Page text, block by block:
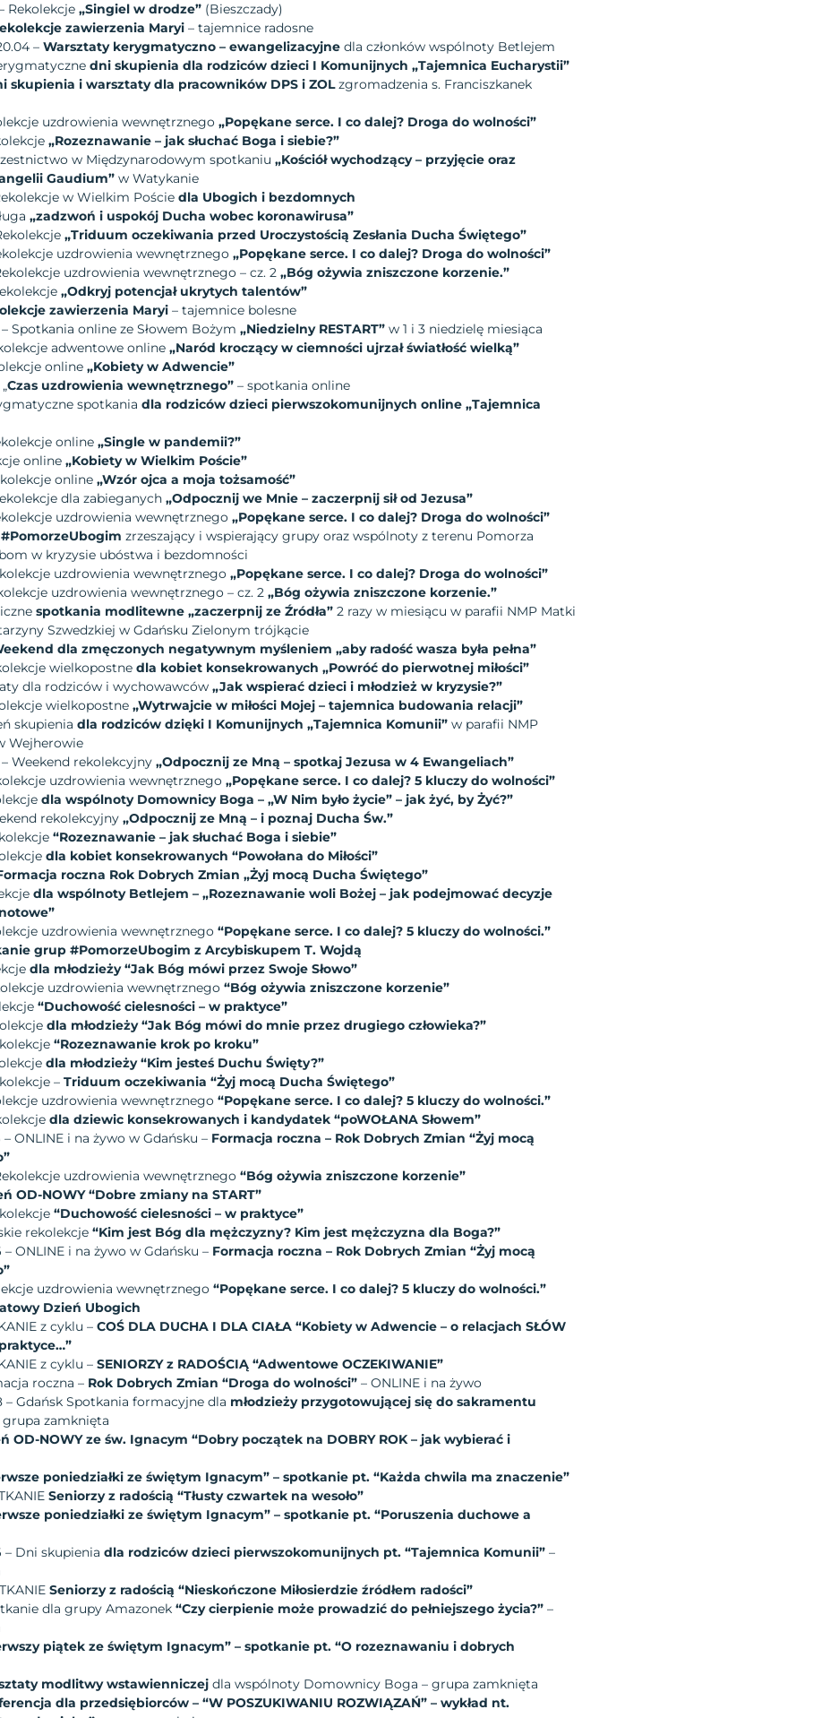
Rekolekcje „Singiel w drodze” (Bieszczady)
zawierzenia Maryi – tajemnice radosne
– Warsztaty kerygmatyczno – ewangelizacyjne dla członków wspólnoty Betlejem
dni skupienia dla rodziców dzieci I Komunijnych „Tajemnica Eucharystii”
skupienia i warsztaty dla pracowników DPS i ZOLzgromadzenia s. Franciszkanek
uzdrowienia wewnętrznego „Popękane serce. I co dalej? Droga do wolności”
„Rozeznawanie – jak słuchać Boga i siebie?”
w Międzynarodowym spotkaniu „Kościół wychodzący – przyjęcie oraz
Gaudium” w Watykanie
w Wielkim Poście dla Ubogich i bezdomnych
„zadzwoń i uspokój Ducha wobec koronawirusa”
„Triduum oczekiwania przed Uroczystością Zesłania Ducha Świętego”
uzdrowienia wewnętrznego „Popękane serce. I co dalej? Droga do wolności”
uzdrowienia wewnętrznego – cz. 2 „Bóg ożywia zniszczone korzenie.”
„Odkryj potencjał ukrytych talentów”
zawierzenia Maryi – tajemnice bolesne
– Spotkania online ze Słowem Bożym „Niedzielny RESTART” w 1 i 3 niedzielę miesiąca
adwentowe online „Naród kroczący w ciemności ujrzał światłość wielką”
online „Kobiety w Adwencie”
Czas uzdrowienia wewnętrznego” – spotkania online
spotkania dla rodziców dzieci pierwszokomunijnych online „Tajemnica
online „Single w pandemii?”
online „Kobiety w Wielkim Poście”
online „Wzór ojca a moja tożsamość”
dla zabieganych „Odpocznij we Mnie – zaczerpnij sił od Jezusa”
uzdrowienia wewnętrznego „Popękane serce. I co dalej? Droga do wolności”
zrzeszający i wspierający grupy oraz wspólnoty z terenu Pomorza
w kryzysie ubóstwa i bezdomności
uzdrowienia wewnętrznego „Popękane serce. I co dalej? Droga do wolności”
uzdrowienia wewnętrznego – cz. 2 „Bóg ożywia zniszczone korzenie.”
spotkania modlitewne „zaczerpnij ze Źródła” 2 razy w miesiącu w parafii NMP Matki
Szwedzkiej w Gdańsku Zielonym trójkącie
dla zmęczonych negatywnym myśleniem „aby radość wasza była pełna”
wielkopostne dla kobiet konsekrowanych „Powróć do pierwotnej miłości”
dla rodziców i wychowawców „Jak wspierać dzieci i młodzież w kryzysie?”
wielkopostne „Wytrwajcie w miłości Mojej – tajemnica budowania relacji”
skupienia dla rodziców dzięki I Komunijnych „Tajemnica Komunii” w parafii NMP
Wejherowie
Weekend rekolekcyjny „Odpocznij ze Mną – spotkaj Jezusa w 4 Ewangeliach”
uzdrowienia wewnętrznego „Popękane serce. I co dalej? 5 kluczy do wolności”
dla wspólnoty Domownicy Boga – „W Nim było życie” – jak żyć, by Żyć?”
rekolekcyjny „Odpocznij ze Mną – i poznaj Ducha Św.”
“Rozeznawanie – jak słuchać Boga i siebie”
dla kobiet konsekrowanych “Powołana do Miłości”
roczna Rok Dobrych Zmian „Żyj mocą Ducha Świętego”
dla wspólnoty Betlejem – „Rozeznawanie woli Bożej – jak podejmować decyzje
uzdrowienia wewnętrznego “Popękane serce. I co dalej? 5 kluczy do wolności.”
grup #PomorzeUbogim z Arcybiskupem T. Wojdą
dla młodzieży “Jak Bóg mówi przez Swoje Słowo”
uzdrowienia wewnętrznego “Bóg ożywia zniszczone korzenie”
“Duchowość cielesności – w praktyce”
dla młodzieży “Jak Bóg mówi do mnie przez drugiego człowieka?”
“Rozeznawanie krok po kroku”
dla młodzieży “Kim jesteś Duchu Święty?”
– Triduum oczekiwania “Żyj mocą Ducha Świętego”
uzdrowienia wewnętrznego “Popękane serce. I co dalej? 5 kluczy do wolności.”
dla dziewic konsekrowanych i kandydatek “poWOŁANA Słowem”
– ONLINE i na żywo w Gdańsku – Formacja roczna – Rok Dobrych Zmian “Żyj mocą
uzdrowienia wewnętrznego “Bóg ożywia zniszczone korzenie”
OD-NOWY “Dobre zmiany na START”
“Duchowość cielesności – w praktyce”
rekolekcje “Kim jest Bóg dla mężczyzny? Kim jest mężczyzna dla Boga?”
– ONLINE i na żywo w Gdańsku – Formacja roczna – Rok Dobrych Zmian “Żyj mocą
uzdrowienia wewnętrznego “Popękane serce. I co dalej? 5 kluczy do wolności.”
Dzień Ubogich
z cyklu – COŚ DLA DUCHA I DLA CIAŁA “Kobiety w Adwencie – o relacjach SŁÓW
z cyklu – SENIORZY z RADOŚCIĄ “Adwentowe OCZEKIWANIE”
roczna – Rok Dobrych Zmian “Droga do wolności” – ONLINE i na żywo
– Gdańsk Spotkania formacyjne dla młodzieży przygotowującej się do sakramentu
grupa zamknięta
OD-NOWY ze św. Ignacym “Dobry początek na DOBRY ROK – jak wybierać i
poniedziałki ze świętym Ignacym” – spotkanie pt. “Każda chwila ma znaczenie”
Seniorzy z radością “Tłusty czwartek na wesoło”
poniedziałki ze świętym Ignacym” – spotkanie pt. “Poruszenia duchowe a
– Dni skupienia dla rodziców dzieci pierwszokomunijnych pt. “Tajemnica Komunii” –
Seniorzy z radością “Nieskończone Miłosierdzie źródłem radości”
dla grupy Amazonek “Czy cierpienie może prowadzić do pełniejszego życia?” –
piątek ze świętym Ignacym” – spotkanie pt. “O rozeznawaniu i dobrych
modlitwy wstawienniczej dla wspólnoty Domownicy Boga – grupa zamknięta
dla przedsiębiorców – “W POSZUKIWANIU ROZWIĄZAŃ” – wykład nt.